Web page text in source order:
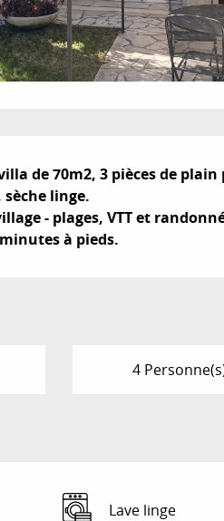
de 70m2, 3 pièces de
linge.
- plages, VTT et
à pieds.
4
Lave linge